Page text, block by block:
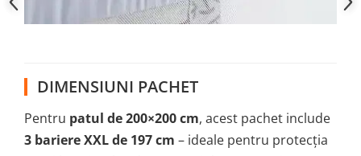
DIMENSIUNI PACHET
Pentru patul de 200×200 cm, acest pachet include
3 bariere XXL de 197 cm – ideale pentru protecția